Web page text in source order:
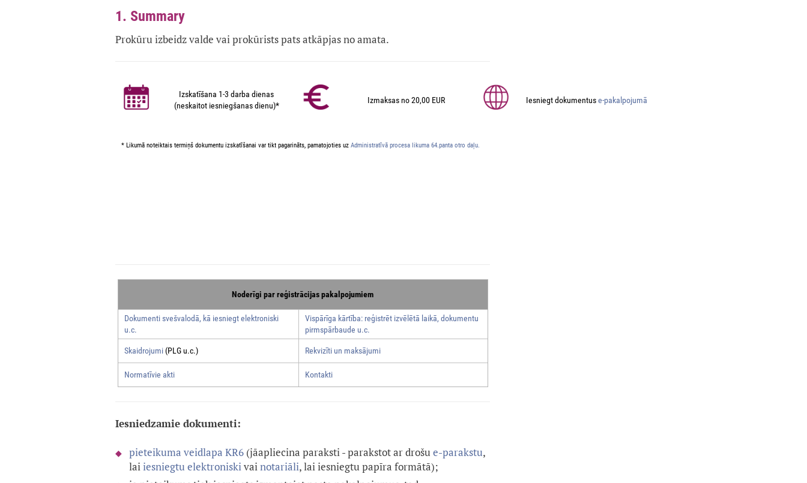
1. Summary
Prokūru izbeidz valde vai prokūrists pats atkāpjas no amata.
Izskatīšana 1-3 darba dienas
(neskaitot iesniegšanas dienu)*
Izmaksas no 20,00 EUR Iesniegt dokumentuse-pakalpojumā
* Likumā noteiktais termiņš dokumentu izskatīšanai var tikt pagarināts, pamatojoties uz Administratīvā procesa likuma 64.panta otro daļu.
Noderīgi par reģistrācijas pakalpojumiem
Dokumenti svešvalodā, kā iesniegt elektroniski
u.c.
Vispārīga kārtība: reģistrēt izvēlētā laikā, dokumentu
pirmspārbaude u.c.
Skaidrojumi(PLG u.c.) Rekvizīti un maksājumi
Normatīvie akti Kontakti
Iesniedzamie dokumenti:
pieteikuma veidlapa KR6 (jāapliecina paraksti - parakstot ar drošue-parakstu,
laiiesniegtu elektroniskivainotariāli, lai iesniegtu papīra formātā);